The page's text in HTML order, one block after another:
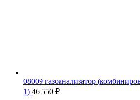
08009 газоанализатор
1) 46 550 ₽